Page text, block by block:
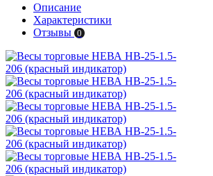
Описание
Характеристики
Отзывы 0